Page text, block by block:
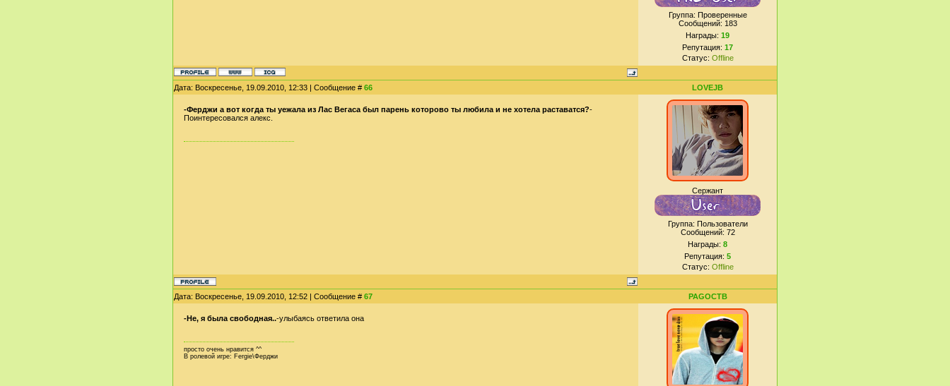
Группа: Проверенные
Сообщений: 183
Награды: 19
Репутация: 17
Статус: Offline
Дата: Воскресенье, 19.09.2010, 12:33 | Сообщение # 66 LOVEJB
-Ферджи а вот когда ты уежала из Лас Вегаса был парень которово ты любила и не хотела раставатся?-
Поинтересовался алекс.
Сержант
Группа: Пользователи
Сообщений: 72
Награды: 8
Репутация: 5
Статус: Offline
Дата: Воскресенье, 19.09.2010, 12:52 | Сообщение # 67 PAGOCTB
-Не, я была свободная..-улыбаясь ответила она
просто очень нравится ^^
В ролевой игре: Fergie\Ферджи